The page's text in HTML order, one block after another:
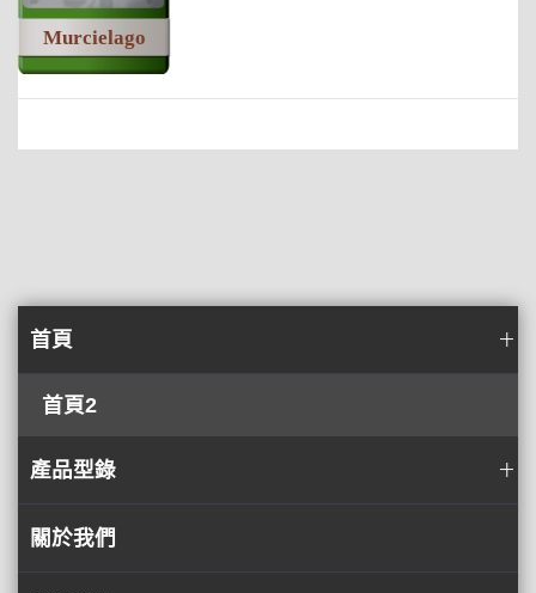
Murcielago
首頁
首頁2
產品型錄
關於我們